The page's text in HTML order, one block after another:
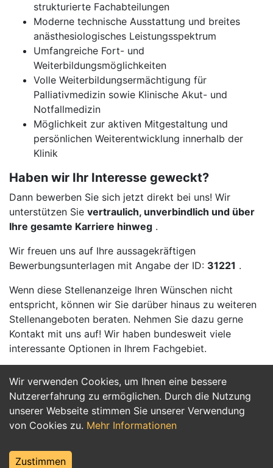
Wir verwenden Cookies, um Ihnen eine bessere
Nutzererfahrung zu ermöglichen. Durch die Nutzung
unserer Webseite stimmen Sie unserer Verwendung
von Cookies zu. Mehr Informationen
Zustimmen
strukturierte Fachabteilungen
Moderne technische Ausstattung und breites
anästhesiologisches Leistungsspektrum
Umfangreiche Fort- und
Weiterbildungsmöglichkeiten
Volle Weiterbildungsermächtigung für
Palliativmedizin sowie Klinische Akut- und
Notfallmedizin
Möglichkeit zur aktiven Mitgestaltung und
persönlichen Weiterentwicklung innerhalb der
Klinik
Haben wir Ihr Interesse geweckt?
Dann bewerben Sie sich jetzt direkt bei uns! Wir
unterstützen Sie vertraulich, unverbindlich und über
Ihre gesamte Karriere hinweg .
Wir freuen uns auf Ihre aussagekräftigen
Bewerbungsunterlagen mit Angabe der ID: 31221 .
Wenn diese Stellenanzeige Ihren Wünschen nicht
entspricht, können wir Sie darüber hinaus zu weiteren
Stellenangeboten beraten. Nehmen Sie dazu gerne
Kontakt mit uns auf! Wir haben bundesweit viele
interessante Optionen in Ihrem Fachgebiet.
Jetzt Bewerben